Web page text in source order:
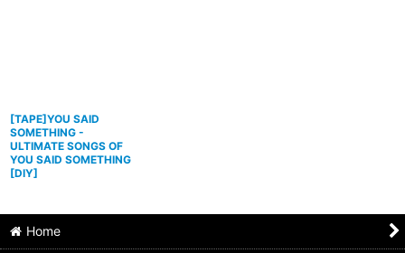
[TAPE]YOU SAID
SOMETHING -
ULTIMATE SONGS OF
YOU SAID SOMETHING
[DIY]
Home